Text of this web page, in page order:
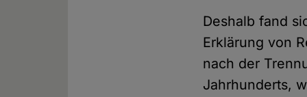
Deshalb fand
Erklärung von
nach der
Jahrhunderts,